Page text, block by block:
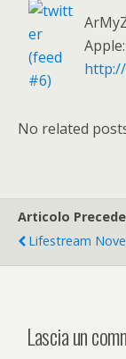
No related
Articolo
Lifestream
Lascia un